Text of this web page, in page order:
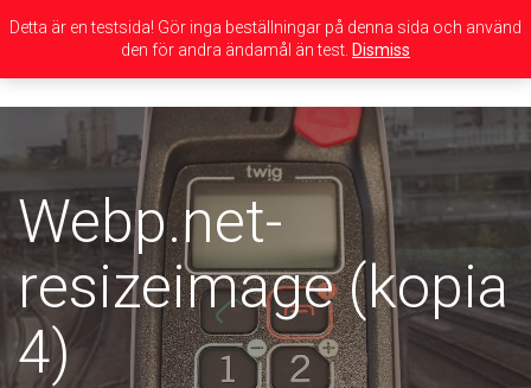
navigation
Webp.net-
resizeimage (kopia
4)
Detta är en testsida! Gör inga beställningar på denna sida och använd
den för andra ändamål än test. Dismiss